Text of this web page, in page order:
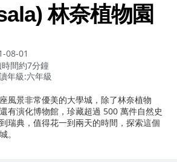
林奈植物園
08-01
間約7分鐘
年級:六年級
風景非常優美的大學城，除了林奈植物
有演化博物館，珍藏超過 500 萬件自然史
瑞典，值得花一到兩天的時間，探索這個
。